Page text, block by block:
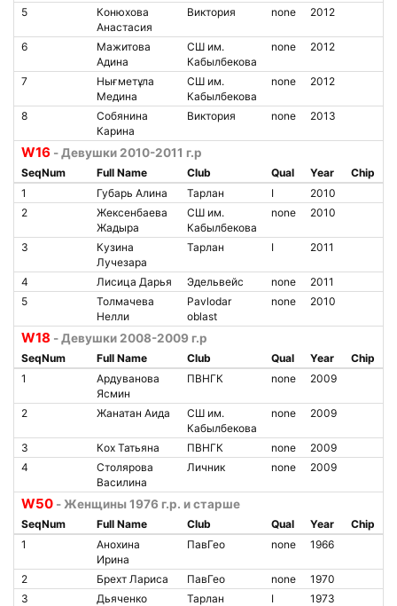
5
Конюхова
Анастасия
Виктория none 2012
6
Мажитова
Адина
СШ им.
Кабылбекова
none 2012
7
Нығметұла
Медина
СШ им.
Кабылбекова
none 2012
8
Собянина
Карина
Виктория none 2013
W16 - Девушки 2010-2011 г.р
SeqNum Full Name Club Qual Year
Chip
1
Губарь Алина Тарлан I
2010
2
Жексенбаева
Жадыра
СШ им.
Кабылбекова
none 2010
3
Кузина
Лучезара
Тарлан I 2011
4 Лисица Дарья Эдельвейс none
2011
5
Толмачева
Нелли
Pavlodar
oblast
none 2010
W18 - Девушки 2008-2009 г.р
SeqNum Full Name Club Qual Year
Chip
1
Ардуванова
Ясмин
ПВНГК none 2009
2 Жанатан Аида
СШ им.
Кабылбекова
none 2009
3 Кох Татьяна ПВНГК none
2009
4
Столярова
Василина
Личник none 2009
W50 - Женщины 1976 г.р. и старше
SeqNum Full Name Club Qual Year
Chip
1
Анохина
Ирина
ПавГео none 1966
2 Брехт Лариса ПавГео none
1970
3
Дьяченко
Тарлан I 1973